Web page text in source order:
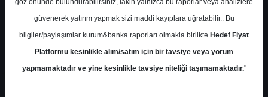
göz önünde bulundurabilirsiniz, lakin yalnızca bu raporlar veya analizlere
güvenerek yatırım yapmak sizi maddi kayıplara uğratabilir.. Bu
bilgiler/paylaşımlar kurum&banka raporları olmakla birlikte Hedef Fiyat
Platformu kesinlikle alım/satım için bir tavsiye veya yorum
yapmamaktadır ve yine kesinlikle tavsiye niteliği taşımamaktadır."